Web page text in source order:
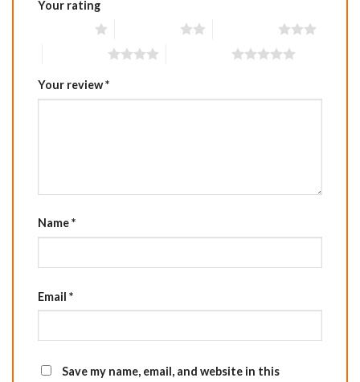
Your rating
Your review*
Name*
Email *
Save my name, email, and website in this